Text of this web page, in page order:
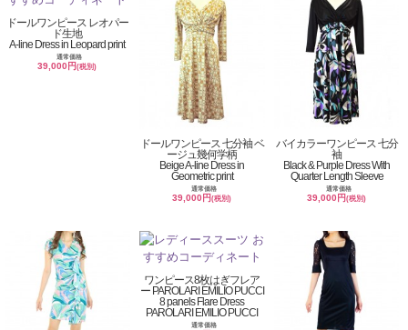
ドールワンピース レオパー
ド生地
A-line Dress in Leopard print
通常価格
39,000円(税別)
ドールワンピース 七分袖 ベ
ージュ幾何学柄
Beige A-line Dress in
Geometric print
通常価格
39,000円(税別)
バイカラーワンピース 七分
袖
Black & Purple Dress With
Quarter Length Sleeve
通常価格
39,000円(税別)
ワンピース8枚はぎフレア
ー PAROLARI EMILIO PUCCI
8 panels Flare Dress
PAROLARI EMILIO PUCCI
通常価格